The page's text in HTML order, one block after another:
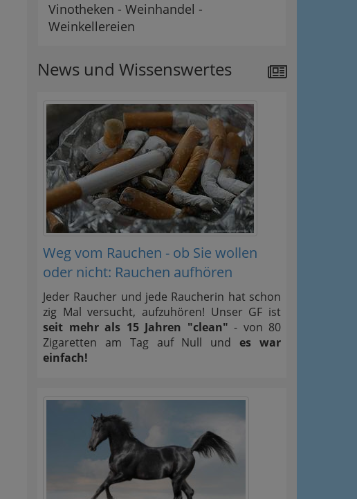
Vinotheken - Weinhandel -
Weinkellereien
News und Wissenswertes
Weg vom Rauchen - ob Sie wollen
oder nicht: Rauchen aufhören
Jeder Raucher und jede Raucherin hat schon
zig Mal versucht, aufzuhören! Unser GF ist
seit mehr als 15 Jahren "clean" - von 80
Zigaretten am Tag auf Null undes war
einfach!